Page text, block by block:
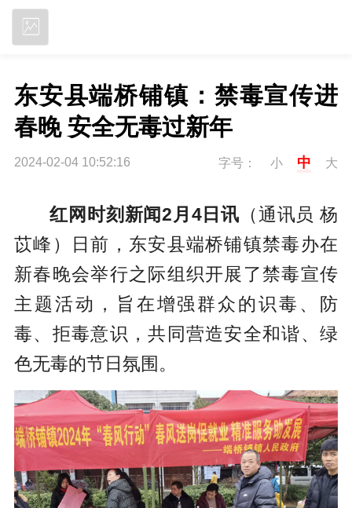
东安县端桥铺镇：禁毒宣传进
春晚 安全无毒过新年
2024-02-04 10:52:16 字号： 小 中 大
红网时刻新闻2月4日讯 （通讯员 杨
苡峰）日前，东安县端桥铺镇禁毒办在
新春晚会举行之际组织开展了禁毒宣传
主题活动，旨在增强群众的识毒、防
毒、拒毒意识，共同营造安全和谐、绿
色无毒的节日氛围。